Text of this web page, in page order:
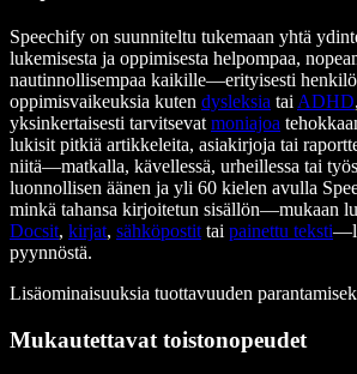
Speechify on suunniteltu tukemaan yhtä
lukemisesta ja oppimisesta helpompaa,
nautinnollisempaa kaikille—erityisesti
oppimisvaikeuksia kuten dysleksia tai ADHD
yksinkertaisesti tarvitsevat moniajoa
lukisit pitkiä artikkeleita, asiakirjoja tai
niitä—matkalla, kävellessä, urheillessa tai
luonnollisen äänen ja yli 60 kielen avulla
minkä tahansa kirjoitetun sisällön—mukaan
Docsit, kirjat, sähköpostit tai painettu teksti
pyynnöstä.
Lisäominaisuuksia tuottavuuden
Mukautettavat toistonopeudet